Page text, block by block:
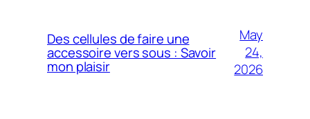
Des cellules de faire une
accessoire vers sous : Savoir
mon plaisir
May
24,
2026